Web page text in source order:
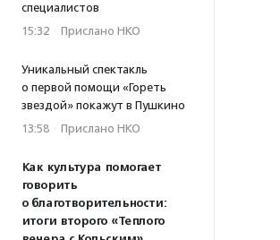
специалистов
15:32 · Прислано НКО
Уникальный спектакль
о первой помощи «Гореть
звездой» покажут в Пушкино
13:58 · Прислано НКО
Как культура помогает
говорить
о благотворительности:
итоги второго «Теплого